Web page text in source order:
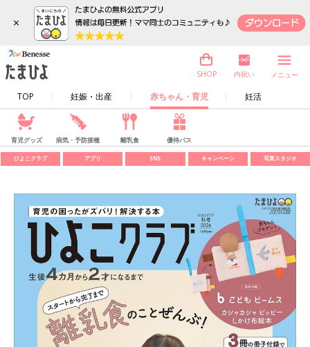
×
TOP 妊娠・出産 赤ちゃん・育児 妊活
SHOP 内祝い メニュー
育児グッズ 病気・予防接種 離乳食 優待パス
ひよこクラブ アプリ SNS キャンペーン 写真スタジオ